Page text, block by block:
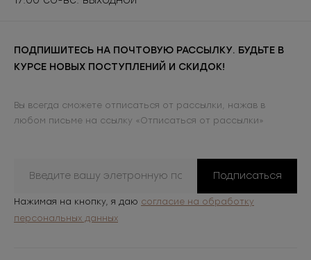
ПОДПИШИТЕСЬ НА ПОЧТОВУЮ РАССЫЛКУ. БУДЬТЕ В
КУРСЕ НОВЫХ ПОСТУПЛЕНИЙ И СКИДОК!
Вы всегда сможете отписаться от рассылки, нажав в
любом письме на ссылку «Отписаться от рассылки»
Подписаться
Нажимая на кнопку, я даю согласие на обработку
персональных данных